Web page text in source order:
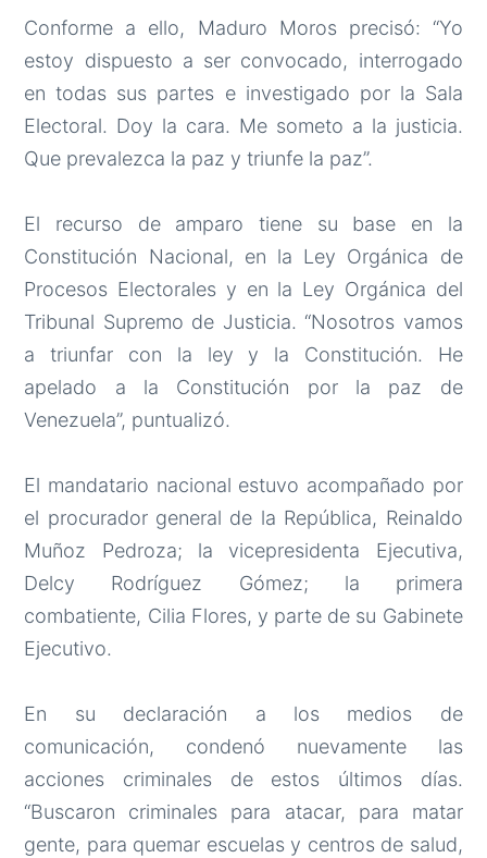
Conforme a ello, Maduro Moros precisó: “Yo
estoy dispuesto a ser convocado, interrogado
en todas sus partes e investigado por la Sala
Electoral. Doy la cara. Me someto a la justicia.
Que prevalezca la paz y triunfe la paz”.
El recurso de amparo tiene su base en la
Constitución Nacional, en la Ley Orgánica de
Procesos Electorales y en la Ley Orgánica del
Tribunal Supremo de Justicia. “Nosotros vamos
a triunfar con la ley y la Constitución. He
apelado a la Constitución por la paz de
Venezuela”, puntualizó.
El mandatario nacional estuvo acompañado por
el procurador general de la República, Reinaldo
Muñoz Pedroza; la vicepresidenta Ejecutiva,
Delcy Rodríguez Gómez; la primera
combatiente, Cilia Flores, y parte de su Gabinete
Ejecutivo.
En su declaración a los medios de
comunicación, condenó nuevamente las
acciones criminales de estos últimos días.
“Buscaron criminales para atacar, para matar
gente, para quemar escuelas y centros de salud,